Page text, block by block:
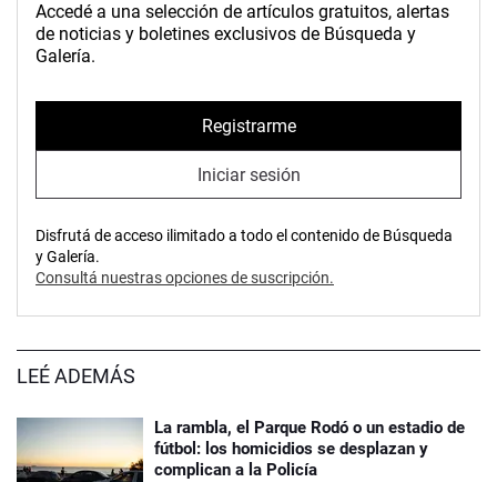
Accedé a una selección de artículos gratuitos, alertas
de noticias y boletines exclusivos de Búsqueda y
Galería.
Registrarme
Iniciar sesión
Disfrutá de acceso ilimitado a todo el contenido de Búsqueda
y Galería.
Consultá nuestras opciones de suscripción.
LEÉ ADEMÁS
La rambla, el Parque Rodó o un estadio de
fútbol: los homicidios se desplazan y
complican a la Policía